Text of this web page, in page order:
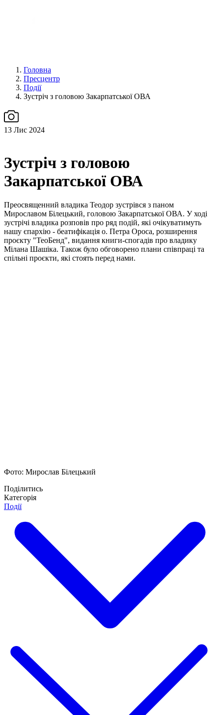
Головна
Пресцентр
Події
Зустріч з головою Закарпатської ОВА
13 Лис 2024
Зустріч з головою
Закарпатської ОВА
Преосвященний владика Теодор зустрівся з паном
Мирославом Білецький, головою Закарпатської ОВА. У ході
зустрічі владика розповів про ряд подій, які очікуватимуть
нашу єпархію - беатифікація о. Петра Ороса, розширення
проєкту "ТеоБенд", видання книги-спогадів про владику
Мілана Шашіка. Також було обговорено плани співпраці та
спільні проєкти, які стоять перед нами.
Фото: Мирослав Білецький
Поділитись
Категорія
Події